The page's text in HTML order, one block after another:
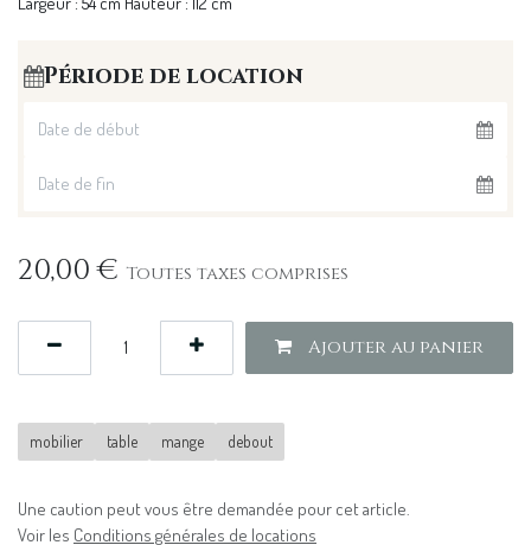
Période de location
20,00€ Toutes taxes comprises
Ajouter au panier
mobilier table mange debout
Une caution peut vous être demandée pour cet article.
Voir les Conditions générales de locations